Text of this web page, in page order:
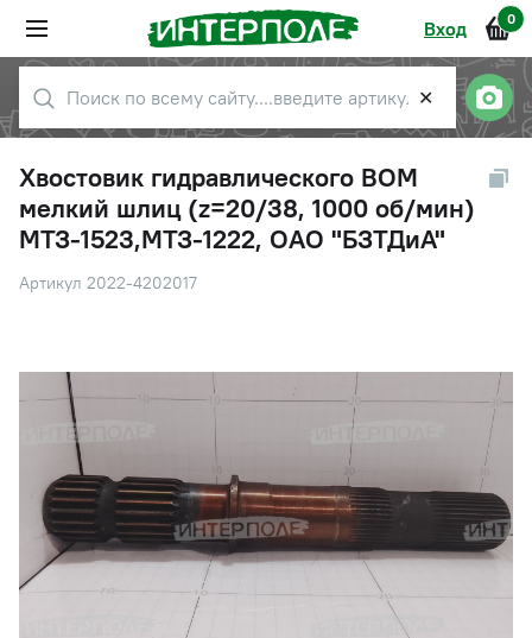
Вход 0
✕
Хвостовик гидравлического ВОМ
мелкий шлиц (z=20/38, 1000 об/мин)
МТЗ-1523,МТЗ-1222, ОАО "БЗТДиА"
Артикул 2022-4202017